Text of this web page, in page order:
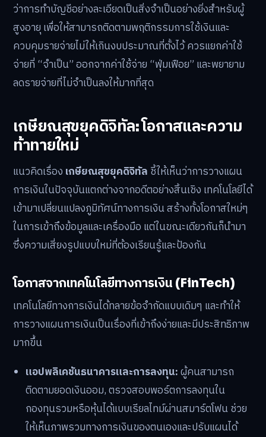
ว่าการทำบัญชีอย่างละเอียดเป็นสิ่งจำเป็นอย่างยิ่งสำหรับผู้
สูงอายุ เพื่อให้สามารถติดตามพฤติกรรมการใช้เงินและ
ควบคุมรายจ่ายไม่ให้เกินงบประมาณที่ตั้งไว้ ควรแยกค่าใช้
จ่ายที่ “จำเป็น” ออกจากค่าใช้จ่าย “ฟุ่มเฟือย” และพยายาม
ลดรายจ่ายที่ไม่จำเป็นลงให้มากที่สุด
เกษียณสุขยุคดิจิทัล: โอกาสและความ
ท้าทายใหม่
แนวคิดเรื่อง เกษียณสุขยุคดิจิทัล ชี้ให้เห็นว่าการวางแผน
การเงินในปัจจุบันแตกต่างจากอดีตอย่างสิ้นเชิง เทคโนโลยีได้
เข้ามาเปลี่ยนแปลงภูมิทัศน์ทางการเงิน สร้างทั้งโอกาสใหม่ๆ
ในการเข้าถึงข้อมูลและเครื่องมือ แต่ในขณะเดียวกันก็นำมา
ซึ่งความเสี่ยงรูปแบบใหม่ที่ต้องเรียนรู้และป้องกัน
โอกาสจากเทคโนโลยีทางการเงิน (FinTech)
เทคโนโลยีทางการเงินได้ทลายข้อจำกัดแบบเดิมๆ และทำให้
การวางแผนการเงินเป็นเรื่องที่เข้าถึงง่ายและมีประสิทธิภาพ
มากขึ้น
แอปพลิเคชันธนาคารและการลงทุน:ผู้คนสามารถ
ติดตามยอดเงินออม, ตรวจสอบพอร์ตการลงทุนใน
กองทุนรวมหรือหุ้นได้แบบเรียลไทม์ผ่านสมาร์ตโฟน ช่วย
ให้เห็นภาพรวมทางการเงินของตนเองและปรับแผนได้